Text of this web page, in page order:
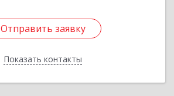
Отправить заявку
Показать контакты
Отправить заявку
Назад